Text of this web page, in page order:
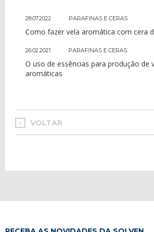
28.07.2022 PARAFINAS E CERAS
Como fazer vela aromática com cera
26.02.2021 PARAFINAS E CERAS
O uso de essências para produção de
aromáticas
< VOLTAR